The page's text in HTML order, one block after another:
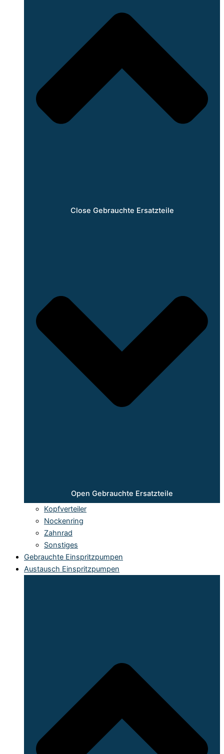
Close Gebrauchte Ersatzteile
Open Gebrauchte Ersatzteile
Kopfverteiler
Nockenring
Zahnrad
Sonstiges
Gebrauchte Einspritzpumpen
Austausch Einspritzpumpen